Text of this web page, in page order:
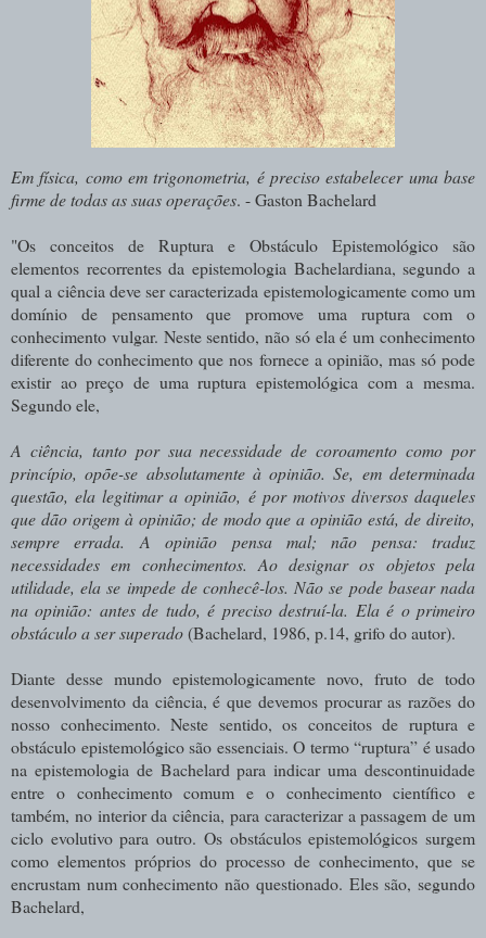
Em física, como em trigonometria, é preciso estabelecer uma base
firme de todas as suas operações. - Gaston Bachelard
"Os conceitos de Ruptura e Obstáculo Epistemológico são
elementos recorrentes da epistemologia Bachelardiana, segundo a
qual a ciência deve ser caracterizada epistemologicamente como um
domínio de pensamento que promove uma ruptura com o
conhecimento vulgar. Neste sentido, não só ela é um conhecimento
diferente do conhecimento que nos fornece a opinião, mas só pode
existir ao preço de uma ruptura epistemológica com a mesma.
Segundo ele,
A ciência, tanto por sua necessidade de coroamento como por
princípio, opõe-se absolutamente à opinião. Se, em determinada
questão, ela legitimar a opinião, é por motivos diversos daqueles
que dão origem à opinião; de modo que a opinião está, de direito,
sempre errada. A opinião pensa mal; não pensa: traduz
necessidades em conhecimentos. Ao designar os objetos pela
utilidade, ela se impede de conhecê-los. Não se pode basear nada
na opinião: antes de tudo, é preciso destruí-la. Ela é o primeiro
obstáculo a ser superado(Bachelard, 1986, p.14, grifo do autor).
Diante desse mundo epistemologicamente novo, fruto de todo
desenvolvimento da ciência, é que devemos procurar as razões do
nosso conhecimento. Neste sentido, os conceitos de ruptura e
obstáculo epistemológico são essenciais. O termo “ruptura” é usado
na epistemologia de Bachelard para indicar uma descontinuidade
entre o conhecimento comum e o conhecimento científico e
também, no interior da ciência, para caracterizar a passagem de um
ciclo evolutivo para outro. Os obstáculos epistemológicos surgem
como elementos próprios do processo de conhecimento, que se
encrustam num conhecimento não questionado. Eles são, segundo
Bachelard,